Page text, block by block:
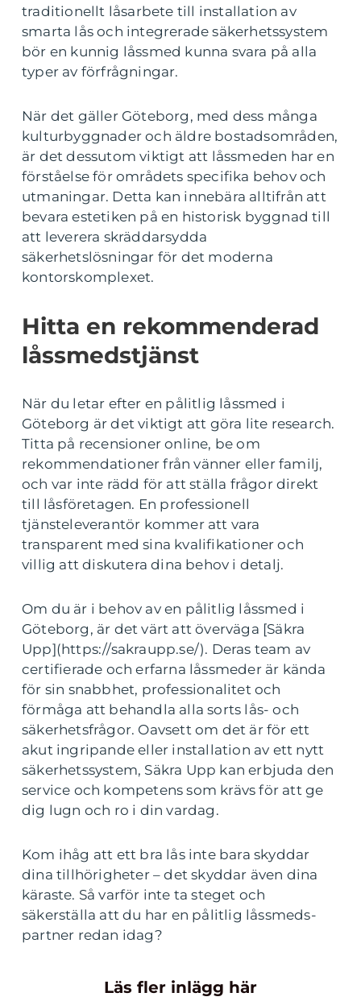
traditionellt låsarbete till installation av
smarta lås och integrerade säkerhetssystem
bör en kunnig låssmed kunna svara på alla
typer av förfrågningar.
När det gäller Göteborg, med dess många
kulturbyggnader och äldre bostadsområden,
är det dessutom viktigt att låssmeden har en
förståelse för områdets specifika behov och
utmaningar. Detta kan innebära alltifrån att
bevara estetiken på en historisk byggnad till
att leverera skräddarsydda
säkerhetslösningar för det moderna
kontorskomplexet.
Hitta en rekommenderad
låssmedstjänst
När du letar efter en pålitlig låssmed i
Göteborg är det viktigt att göra lite research.
Titta på recensioner online, be om
rekommendationer från vänner eller familj,
och var inte rädd för att ställa frågor direkt
till låsföretagen. En professionell
tjänsteleverantör kommer att vara
transparent med sina kvalifikationer och
villig att diskutera dina behov i detalj.
Om du är i behov av en pålitlig låssmed i
Göteborg, är det värt att överväga [Säkra
Upp](https://sakraupp.se/). Deras team av
certifierade och erfarna låssmeder är kända
för sin snabbhet, professionalitet och
förmåga att behandla alla sorts lås- och
säkerhetsfrågor. Oavsett om det är för ett
akut ingripande eller installation av ett nytt
säkerhetssystem, Säkra Upp kan erbjuda den
service och kompetens som krävs för att ge
dig lugn och ro i din vardag.
Kom ihåg att ett bra lås inte bara skyddar
dina tillhörigheter – det skyddar även dina
käraste. Så varför inte ta steget och
säkerställa att du har en pålitlig låssmeds-
partner redan idag?
Läs fler inlägg här